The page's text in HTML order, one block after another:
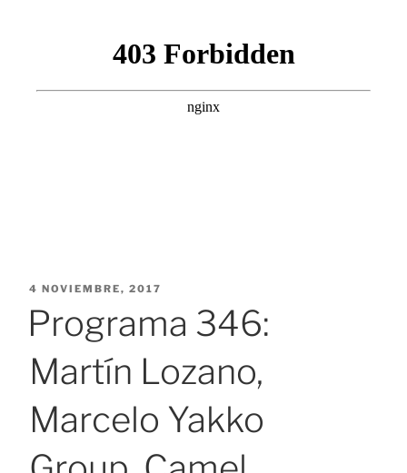
PUBLICADO
4 NOVIEMBRE, 2017
Programa 346:
Martín Lozano,
Marcelo Yakko